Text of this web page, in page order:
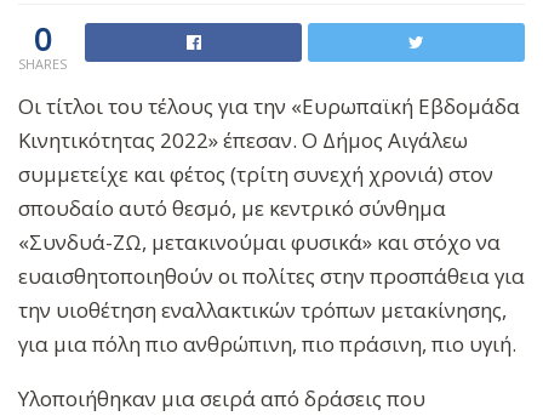
0
SHARES
Οι τίτλοι του τέλους για την «Ευρωπαϊκή Εβδομάδα
Κινητικότητας 2022» έπεσαν. Ο Δήμος Αιγάλεω
συμμετείχε και φέτος (τρίτη συνεχή χρονιά) στον
σπουδαίο αυτό θεσμό, με κεντρικό σύνθημα
«Συνδυά-ΖΩ, μετακινούμαι φυσικά» και στόχο να
ευαισθητοποιηθούν οι πολίτες στην προσπάθεια για
την υιοθέτηση εναλλακτικών τρόπων μετακίνησης,
για μια πόλη πιο ανθρώπινη, πιο πράσινη, πιο υγιή.
Υλοποιήθηκαν μια σειρά από δράσεις που